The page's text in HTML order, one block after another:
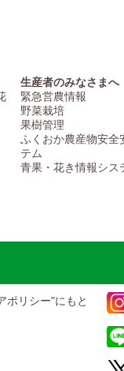
生産者のみなさまへ
緊急営農情報
野菜栽培
果樹管理
ふくおか農産物安全
テム
青果・花き情報シス
ポリシー"にもと